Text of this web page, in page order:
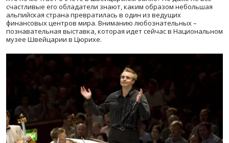
счастливые его обладатели знают, каким образом небольшая
альпийская страна превратилась в один из ведущих
финансовых центров мира. Вниманию любознательных –
познавательная выставка, которая идет сейчас в Национальном
музее Швейцарии в Цюрихе.